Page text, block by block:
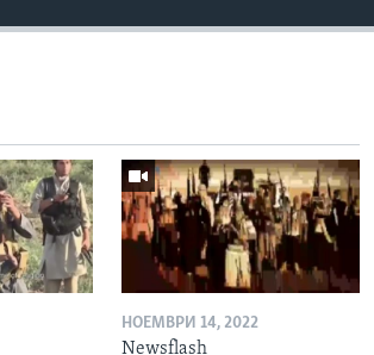
НОЕМВРИ 14, 2022
Newsflash